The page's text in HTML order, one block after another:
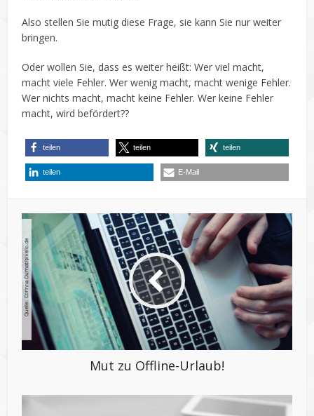
Also stellen Sie mutig diese Frage, sie kann Sie nur weiter
bringen.
Oder wollen Sie, dass es weiter heißt: Wer viel macht,
macht viele Fehler. Wer wenig macht, macht wenige Fehler.
Wer nichts macht, macht keine Fehler. Wer keine Fehler
macht, wird befördert??
teilen teilen teilen
teilen E-Mail
Mut zu Offline-Urlaub!